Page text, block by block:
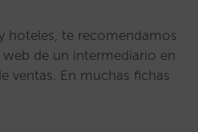
hoteles, te recomendamos
de un intermediario en
ventas. En muchas fichas